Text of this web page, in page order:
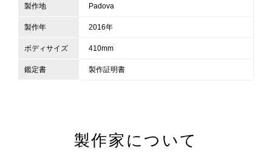
製作地 Padova
製作年 2016年
ボディサイズ 410mm
鑑定書 製作証明書
製作家について